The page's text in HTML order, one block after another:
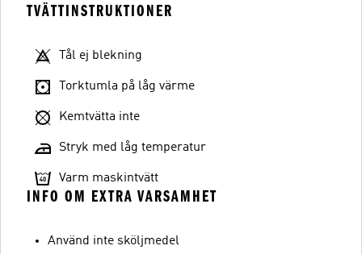
TVÄTTINSTRUKTIONER
Tål ej blekning
Torktumla på låg värme
Kemtvätta inte
Stryk med låg temperatur
Varm maskintvätt
INFO OM EXTRA VARSAMHET
Använd inte sköljmedel